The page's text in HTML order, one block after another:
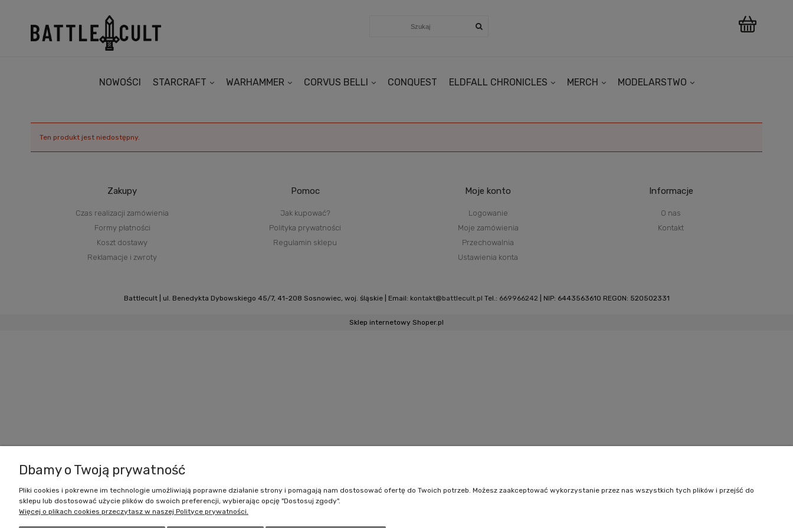
NOWOŚCI STARCRAFT WARHAMMER CORVUS BELLI CONQUEST ELDFALL CHRONICLES MERCH MODELARSTWO
Ten produkt jest niedostępny.
Zakupy
Czas realizacji zamówienia
Formy płatności
Koszt dostawy
Reklamacje i zwroty
Pomoc
Jak kupować?
Polityka prywatności
Regulamin sklepu
Moje konto
Logowanie
Moje zamówienia
Przechowalnia
Ustawienia konta
Informacje
O nas
Kontakt
Battlecult | ul. Benedykta Dybowskiego 45/7, 41-208 Sosnowiec, woj. śląskie | Email: kontakt@battlecult.pl Tel.: 669966242 | NIP: 6443563610 REGON: 520502331
Sklep internetowy Shoper.pl
Dbamy o Twoją prywatność
Pliki cookies i pokrewne im technologie umożliwiają poprawne działanie strony i pomagają nam dostosować ofertę do Twoich potrzeb. Możesz zaakceptować wykorzystanie przez nas wszystkich tych plików i przejść do
sklepu lub dostosować użycie plików do swoich preferencji, wybierając opcję "Dostosuj zgody".
Więcej o plikach cookies przeczytasz w naszej Polityce prywatności.